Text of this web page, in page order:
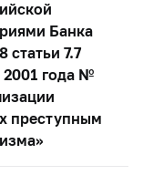
Банка
статьи 7.7
2001 года №
преступным